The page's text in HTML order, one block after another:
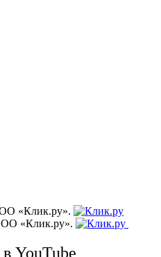
«Клик.ру».
«Клик.ру».
в YouTube